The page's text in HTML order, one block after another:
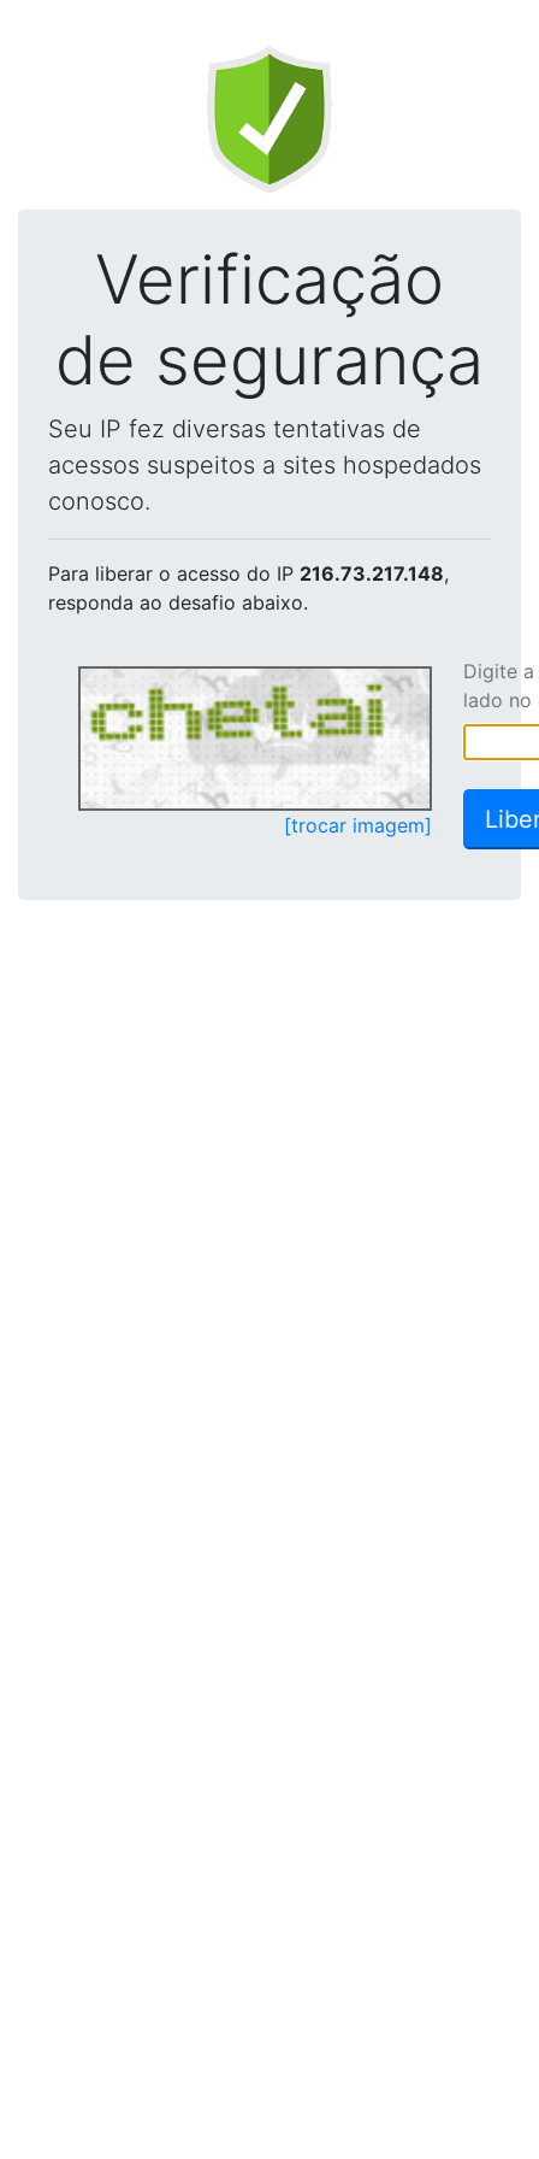
Verificação
de segurança
Seu IP fez diversas tentativas de
acessos suspeitos a sites hospedados
conosco.
Para liberar o acesso do IP 216.73.217.148,
responda ao desafio abaixo.
[trocar imagem]
Digite
lado no